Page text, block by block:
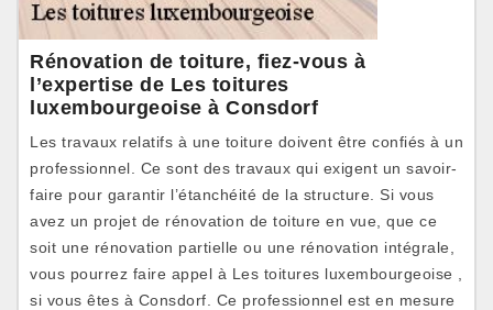
Rénovation de toiture, fiez-vous à
l’expertise de Les toitures
luxembourgeoise à Consdorf
Les travaux relatifs à une toiture doivent être confiés à un
professionnel. Ce sont des travaux qui exigent un savoir-
faire pour garantir l’étanchéité de la structure. Si vous
avez un projet de rénovation de toiture en vue, que ce
soit une rénovation partielle ou une rénovation intégrale,
vous pourrez faire appel à Les toitures luxembourgeoise ,
si vous êtes à Consdorf. Ce professionnel est en mesure